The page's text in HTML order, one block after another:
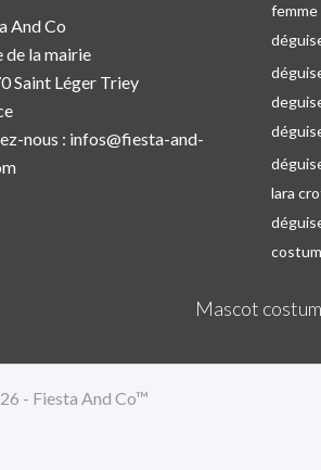
And Co
de la mairie
Saint Léger Triey
nous : infos@fiesta-and-
femme
lara
Mascot
- Fiesta And Co™